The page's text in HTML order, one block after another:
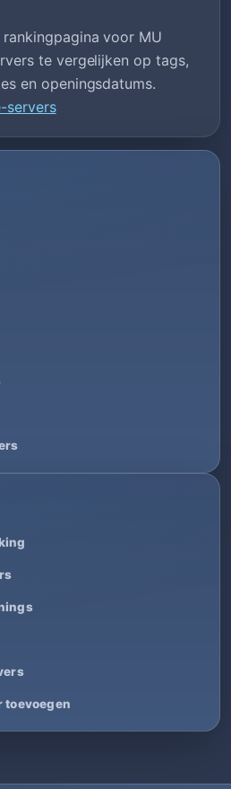
voor MU
te vergelijken op tags,
en openingsdatums.
servers
toevoegen